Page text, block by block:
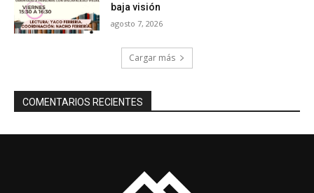
baja visión
agosto 7, 2026
Cargar más
COMENTARIOS RECIENTES